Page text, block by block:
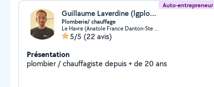
Auto-entrepreneur
Guillaume Laverdine (lgplomberie)
Plomberie/ chauffage
Le Havre (Anatole France Danton-Ste Anne)
5/5 (22 avis)
Présentation
plombier / chauffagiste depuis + de 20 ans